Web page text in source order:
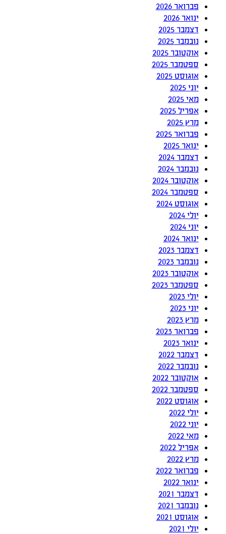
פברואר 2026
ינואר 2026
דצמבר 2025
נובמבר 2025
אוקטובר 2025
ספטמבר 2025
אוגוסט 2025
יוני 2025
מאי 2025
אפריל 2025
מרץ 2025
פברואר 2025
ינואר 2025
דצמבר 2024
נובמבר 2024
אוקטובר 2024
ספטמבר 2024
אוגוסט 2024
יולי 2024
יוני 2024
ינואר 2024
דצמבר 2023
נובמבר 2023
אוקטובר 2023
ספטמבר 2023
יולי 2023
יוני 2023
מרץ 2023
פברואר 2023
ינואר 2023
דצמבר 2022
נובמבר 2022
אוקטובר 2022
ספטמבר 2022
אוגוסט 2022
יולי 2022
יוני 2022
מאי 2022
אפריל 2022
מרץ 2022
פברואר 2022
ינואר 2022
דצמבר 2021
נובמבר 2021
אוגוסט 2021
יולי 2021